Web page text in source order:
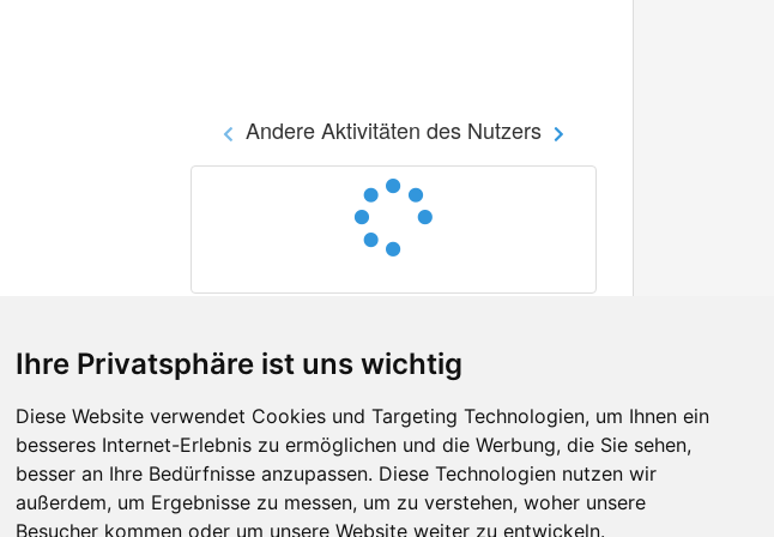
Ihre Privatsphäre ist uns wichtig
Diese Website verwendet Cookies und Targeting Technologien, um Ihnen ein
besseres Internet-Erlebnis zu ermöglichen und die Werbung, die Sie sehen,
besser an Ihre Bedürfnisse anzupassen. Diese Technologien nutzen wir
außerdem, um Ergebnisse zu messen, um zu verstehen, woher unsere
Besucher kommen oder um unsere Website weiter zu entwickeln.
Andere Aktivitäten des Nutzers
Kontakt
Feedback
Fehler melden
Facebook
Twitter
YouTube